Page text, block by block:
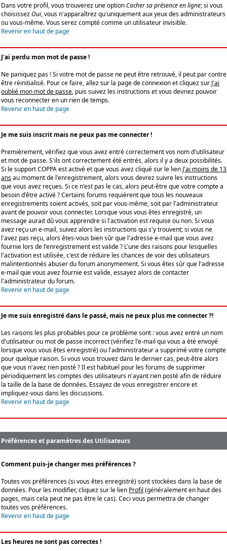
Dans votre profil, vous trouverez une optionCacher sa présence en ligne; si vous
choisissezOui, vous n'apparaîtrez qu'uniquement aux yeux des administrateurs
ou vous-même. Vous serez compté comme un utilisateur invisible.
Revenir en haut de page
J'ai perdu mon mot de passe !
Ne paniquez pas ! Si votre mot de passe ne peut être retrouvé, il peut par contre
être réinitialisé. Pour ce faire, allez sur la page de connexion et cliquez sur J'ai
oublié mon mot de passe, puis suivez les instructions et vous devriez pouvoir
vous reconnecter en un rien de temps.
Revenir en haut de page
Je me suis inscrit mais ne peux pas me connecter !
Premièrement, vérifiez que vous avez entré correctement vos nom d'utilisateur
et mot de passe. S'ils ont correctement été entrés, alors il y a deux possibilités.
Si le support COPPA est activé et que vous avez cliqué sur le lien J'ai moins de 13
ansau moment de l'enregistrement, alors vous devrez suivre les instructions
que vous avez reçues. Si ce n'est pas le cas, alors peut-être que votre compte a
besoin d'être activé ? Certains forums requièrent que tous les nouveaux
enregistrements soient activés, soit par vous-même, soit par l'administrateur
avant de pouvoir vous connecter. Lorsque vous vous êtes enregistré, un
message aurait dû vous apprendre si l'activation est requise ou non. Si vous
avez reçu un e-mail, suivez alors les instructions qui s'y trouvent; si vous ne
l'avez pas reçu, alors êtes-vous bien sûr que l'adresse e-mail que vous avez
fournie lors de l'enregistrement est valide ? L'une des raisons pour lesquelles
l'activation est utilisée, c'est de réduire les chances de voir des utilisateurs
malintentionnés abuser du forum anonymement. Si vous êtes sûr que l'adresse
e-mail que vous avez fournie est valide, essayez alors de contacter
l'administrateur du forum.
Revenir en haut de page
Je me suis enregistré dans le passé, mais ne peux plus me connecter ?!
Les raisons les plus probables pour ce problème sont : vous avez entré un nom
d'utilisateur ou mot de passe incorrect (vérifiez l'e-mail qui vous a été envoyé
lorsque vous vous êtes enregistré) ou l'administrateur a supprimé votre compte
pour quelque raison. Si vous vous trouvez dans le dernier cas, peut-être alors
que vous n'avez rien posté ? Il est habituel pour les forums de supprimer
périodiquement les comptes des utilisateurs n'ayant rien posté afin de réduire
la taille de la base de données. Essayez de vous enregistrer encore et
impliquez-vous dans les discussions.
Revenir en haut de page
Préférences et paramètres des Utilisateurs
Comment puis-je changer mes préférences ?
Toutes vos préférences (si vous êtes enregistré) sont stockées dans la base de
données. Pour les modifier, cliquez sur le lien Profil (généralement en haut des
pages, mais cela peut ne pas être le cas). Ceci vous permettra de changer
toutes vos préférences.
Revenir en haut de page
Les heures ne sont pas correctes !